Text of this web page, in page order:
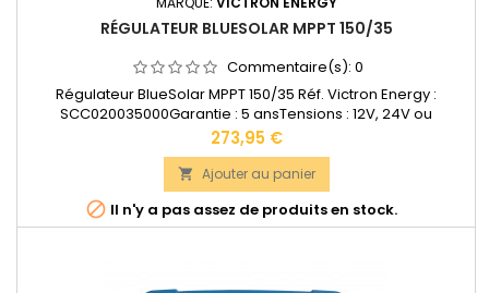
RÉGULATEUR BLUESOLAR MPPT 150/35
Commentaire(s): 0
Régulateur BlueSolar MPPT 150/35 Réf. Victron Energy :
SCC020035000Garantie : 5 ansTensions : 12V, 24V ou
48VAccepte en 12V jusqu'à 500W de panneaux solaires.
Accepte en 24V jusqu'à 1000W de panneaux solaires.
Accepte en 48V jusqu'à 2000W de panneaux
solairesDimensions : 130 x 186 x 70 mmPoids : 1,25
kgDocumentation...
Prix
273,95 €
 Ajouter au panier
 Il n'y a pas assez de produits en stock.